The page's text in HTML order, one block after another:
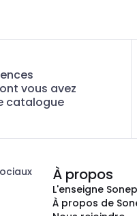
vous avez
catalogue
À propos
L'enseigne
À propos de